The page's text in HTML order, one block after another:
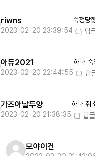
riwns
2023-02-20 23:39:54
숙청당
답
아듀2021
2023-02-20 22:44:55
하나
답
가즈아날두양
2023-02-20 21:38:35
하나 취
답
모야이건